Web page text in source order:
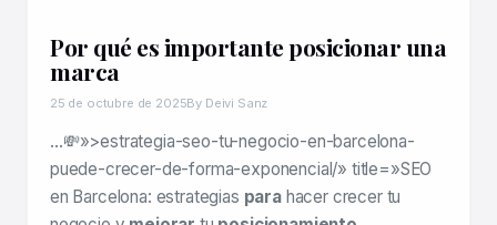
Por qué es importante posicionar una
marca
25 de octubre de 2025By Deivi Sanz
…💸»>estrategia-seo-tu-negocio-en-barcelona-
puede-crecer-de-forma-exponencial/» title=»SEO
en Barcelona: estrategias parahacer crecer tu